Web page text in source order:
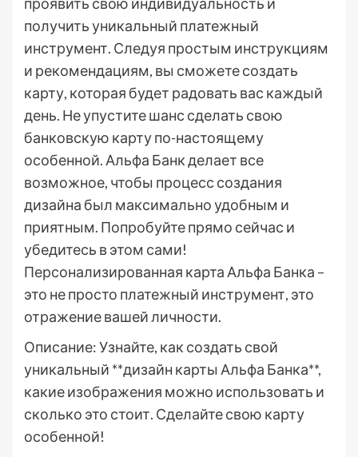
получить уникальный платежный
инструмент. Следуя простым инструкциям
и рекомендациям, вы сможете создать
карту, которая будет радовать вас каждый
день. Не упустите шанс сделать свою
банковскую карту по-настоящему
особенной. Альфа Банк делает все
возможное, чтобы процесс создания
дизайна был максимально удобным и
приятным. Попробуйте прямо сейчас и
убедитесь в этом сами!
Персонализированная карта Альфа Банка –
это не просто платежный инструмент, это
отражение вашей личности.
Описание: Узнайте, как создать свой
уникальный **дизайн карты Альфа Банка**,
какие изображения можно использовать и
сколько это стоит. Сделайте свою карту
особенной!